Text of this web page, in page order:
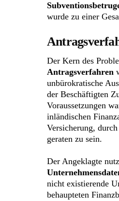
wurde zu einer
Der Kern des
Antragsverfahren
unbürokratische
der Beschäftigten
Voraussetzungen
inländischen
Versicherung,
geraten zu sein.
Der Angeklagte
nicht existierende
behaupteten